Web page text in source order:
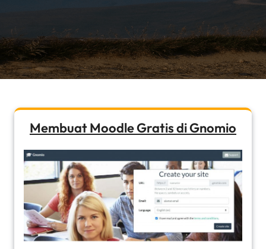
Membuat Moodle Gratis di Gnomio